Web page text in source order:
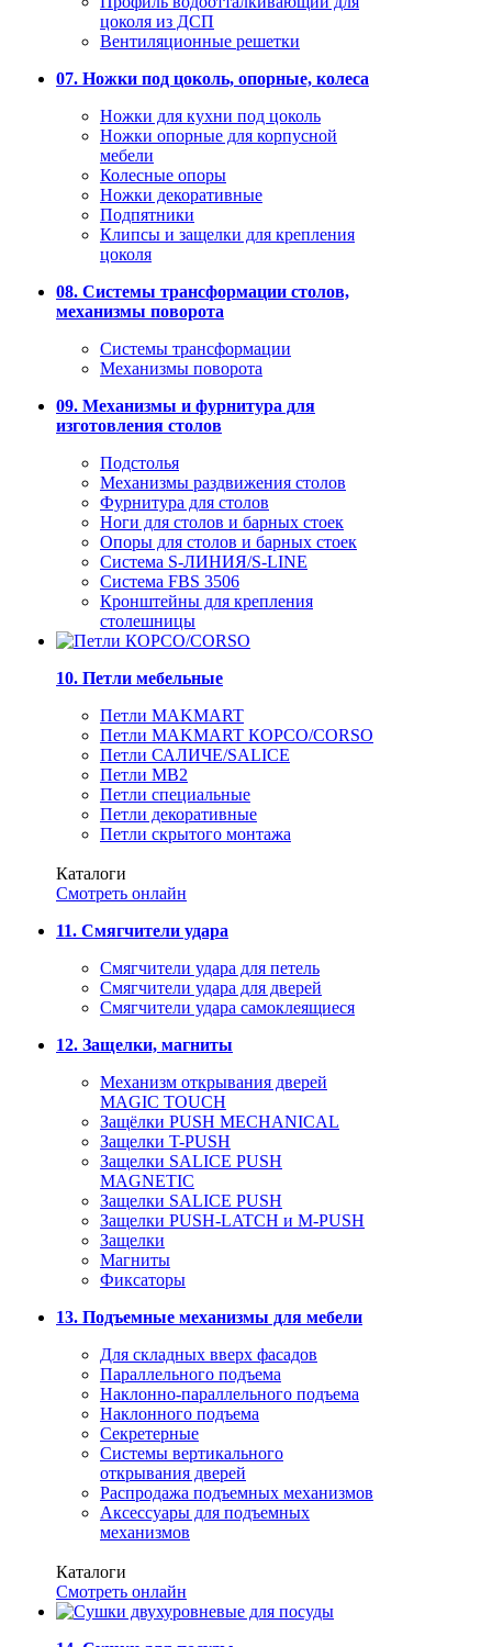
цоколя из ДСП
Вентиляционные решетки
07. Ножки под цоколь, опорные, колеса
Ножки для кухни под цоколь
Ножки опорные для корпусной
мебели
Колесные опоры
Ножки декоративные
Подпятники
Клипсы и защелки для крепления
цоколя
08. Системы трансформации столов,
механизмы поворота
Системы трансформации
Механизмы поворота
09. Механизмы и фурнитура для
изготовления столов
Подстолья
Механизмы раздвижения столов
Фурнитура для столов
Ноги для столов и барных стоек
Опоры для столов и барных стоек
Система S-ЛИНИЯ/S-LINE
Система FBS 3506
Кронштейны для крепления
столешницы
10. Петли мебельные
Петли MAKMART
Петли MAKMART КОРСО/CORSO
Петли САЛИЧЕ/SALICE
Петли MB2
Петли специальные
Петли декоративные
Петли скрытого монтажа
Каталоги
Смотреть онлайн
11. Смягчители удара
Смягчители удара для петель
Смягчители удара для дверей
Cмягчители удара самоклеящиеся
12. Защелки, магниты
Механизм открывания дверей
MAGIC TOUCH
Защёлки PUSH MECHANICAL
Защелки T-PUSH
Защелки SALICE PUSH
MAGNETIC
Защелки SALICE PUSH
Защелки PUSH-LATCH и M-PUSH
Защелки
Магниты
Фиксаторы
13. Подъемные механизмы для мебели
Для складных вверх фасадов
Параллельного подъема
Наклонно-параллельного подъема
Наклонного подъема
Секретерные
Системы вертикального
открывания дверей
Распродажа подъемных механизмов
Аксессуары для подъемных
механизмов
Каталоги
Смотреть онлайн